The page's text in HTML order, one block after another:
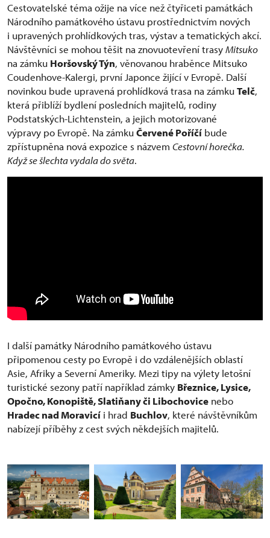
Cestovatelské téma ožije na více než čtyřiceti památkách
Národního památkového ústavu prostřednictvím nových
i upravených prohlídkových tras, výstav a tematických akcí.
Návštěvníci se mohou těšit na znovuotevření trasyMitsuko
na zámku Horšovský Týn, věnovanou hraběnce Mitsuko
Coudenhove-Kalergi, první Japonce žijící v Evropě. Další
novinkou bude upravená prohlídková trasa na zámkuTelč,
která přiblíží bydlení posledních majitelů, rodiny
Podstatských-Lichtenstein, a jejich motorizované
výpravy po Evropě. Na zámkuČervené Poříčí bude
zpřístupněna nová expozice s názvem Cestovní horečka.
Když se šlechta vydala do světa.
I další památky Národního památkového ústavu
připomenou cesty po Evropě i do vzdálenějších oblastí
Asie, Afriky a Severní Ameriky. Mezi tipy na výlety letošní
turistické sezony patří například zámky Březnice, Lysice,
Opočno, Konopiště, Slatiňany či Libochovice nebo
Hradec nad Moravicí i hrad Buchlov, které návštěvníkům
nabízejí příběhy z cest svých někdejších majitelů.